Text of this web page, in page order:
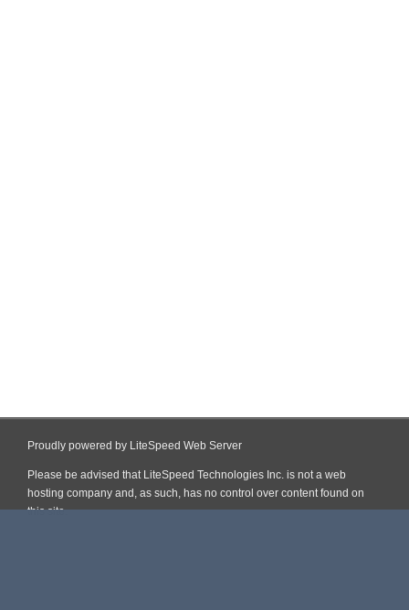
Proudly powered by LiteSpeed Web Server
Please be advised that LiteSpeed Technologies Inc. is not a web
hosting company and, as such, has no control over content found on
this site.